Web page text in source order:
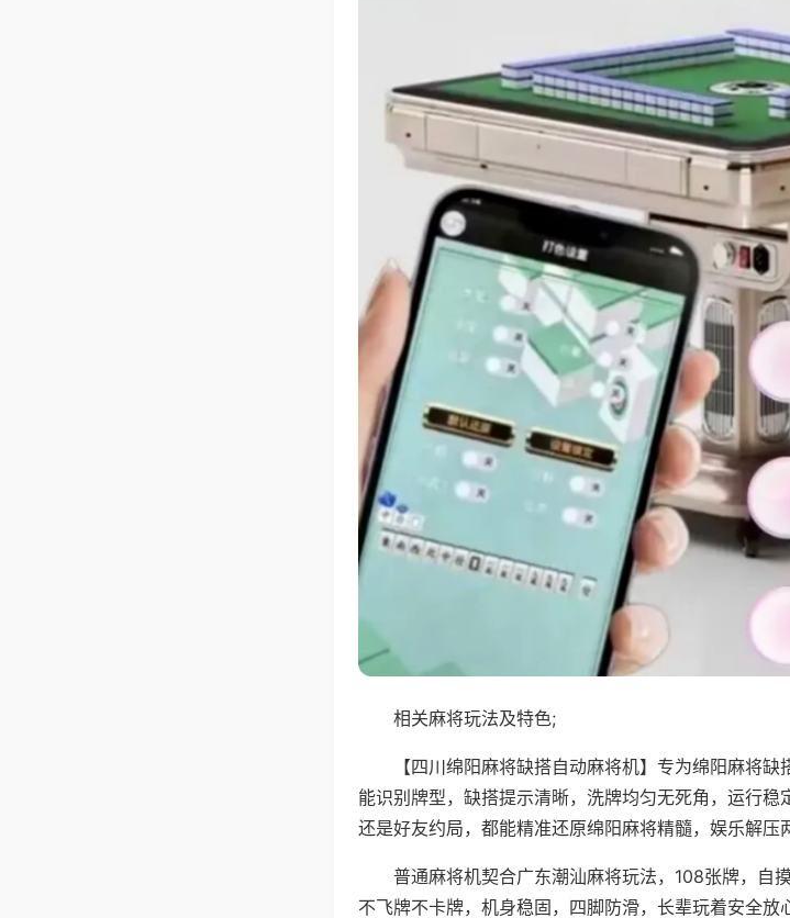
相关麻将玩法及特色;
【四川绵阳麻将缺搭自动麻将机】专为绵阳麻将
能识别牌型，缺搭提示清晰，洗牌均匀无死角，运行
还是好友约局，都能精准还原绵阳麻将精髓，娱乐解压
普通麻将机契合广东潮汕麻将玩法，108张牌，自
不飞牌不卡牌，机身稳固，四脚防滑，长辈玩着安全